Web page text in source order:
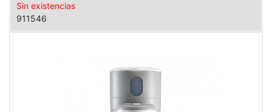
Sin existencias
911546